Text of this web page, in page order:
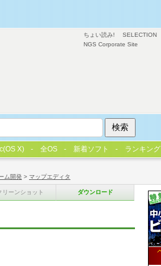
ム開発 > マップエディタ
リーンショット ダウンロード
ちょい読み! SELECTION
NGS Corporate Site
X) 全OS 新着ソフト ランキング